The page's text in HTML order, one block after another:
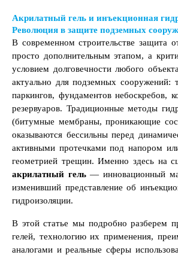
Акрилатный гель и инъекционная
Революция в защите подземных
В современном строительстве защита
просто дополнительным этапом, а
условием долговечности любого
актуально для подземных сооружений:
паркингов, фундаментов небоскребов,
резервуаров. Традиционные методы
(битумные мембраны, проникающие
оказываются бессильны перед
активными протечками под напором
геометрией трещин. Именно здесь на
акрилатный гель— инновационный
изменивший представление об
гидроизоляции.
В этой статье мы подробно разберем
гелей, технологию их применения,
аналогами и реальные сферы